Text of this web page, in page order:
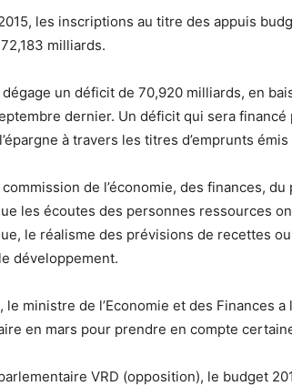
les inscriptions au titre des appuis
milliards.
dégage un déficit de 70,920 milliards, en
dernier. Un déficit qui sera
à travers les titres d’emprunts
de l’économie, des finances,
les écoutes des personnes ressources
le réalisme des prévisions de recettes
développement.
le ministre de l’Economie et des Finances a
en mars pour prendre en compte
VRD (opposition), le budget